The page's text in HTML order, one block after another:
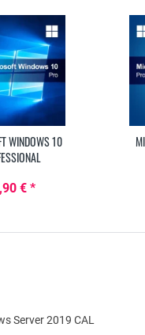
WINDOWS 10
€ *
Server 2019 CAL